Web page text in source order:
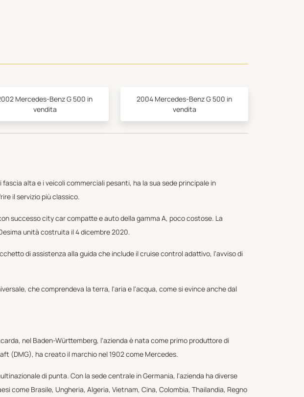
Mercedes-Benz G 500 in
vendita
2004 Mercedes-Benz G 500 in
vendita
alta e i veicoli commerciali pesanti, ha la sua sede principale in
il servizio più classico.
successo city car compatte e auto della gamma A, poco costose. La
unità costruita il 4 dicembre 2020.
di assistenza alla guida che include il cruise control adattivo, l'avviso di
che comprendeva la terra, l'aria e l'acqua, come si evince anche dal
nel Baden-Württemberg, l'azienda è nata come primo produttore di
(DMG), ha creato il marchio nel 1902 come Mercedes.
di punta. Con la sede centrale in Germania, l'azienda ha diverse
come Brasile, Ungheria, Algeria, Vietnam, Cina, Colombia, Thailandia, Regno